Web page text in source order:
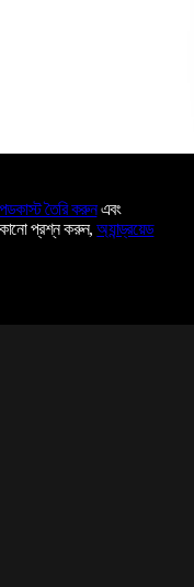
পডকাস্ট তৈরি করুনএবং
প্রশ্ন করুন,অ্যান্ড্রয়েড